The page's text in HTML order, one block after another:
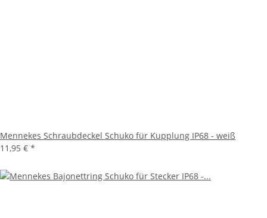
Mennekes Schraubdeckel Schuko für Kupplung IP68 - weiß
11,95 € *